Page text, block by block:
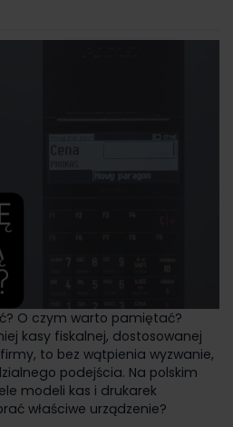
O czym warto pamiętać?
kasy fiskalnej, dostosowanej
to bez wątpienia wyzwanie,
podejścia. Na polskim
modeli kas i drukarek
właściwe urządzenie?